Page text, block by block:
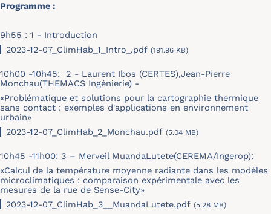
Programme :
9h55 : 1 - Introduction
2023-12-07_ClimHab_1_Intro_.pdf (191.96 KB)
10h00 -10h45: 2 - Laurent Ibos (CERTES),Jean-Pierre
Monchau(THEMACS Ingénierie) -
«Problématique et solutions pour la cartographie thermique
sans contact : exemples d'applications en environnement
urbain»
2023-12-07_ClimHab_2_Monchau.pdf (5.04 MB)
10h45 -11h00: 3 – Merveil MuandaLutete(CEREMA/Ingerop):
«Calcul de la température moyenne radiante dans les modèles
microclimatiques : comparaison expérimentale avec les
mesures de la rue de Sense-City»
2023-12-07_ClimHab_3__MuandaLutete.pdf (5.28 MB)